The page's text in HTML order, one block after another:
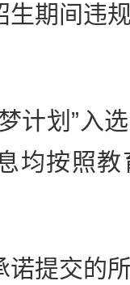
生期间违
划”入选
均按照
提交的所